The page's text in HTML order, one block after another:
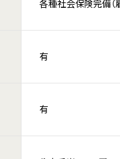
各種社会保険完備（
有
有